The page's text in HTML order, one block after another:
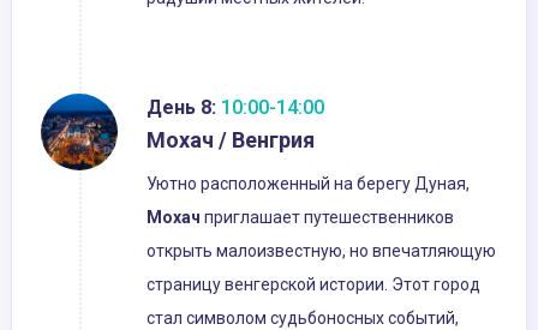
День 8: 10:00-14:00
Мохач / Венгрия
Уютно расположенный на берегу Дуная,
Мохач приглашает путешественников
открыть малоизвестную, но впечатляющую
страницу венгерской истории. Этот город
стал символом судьбоносных событий,